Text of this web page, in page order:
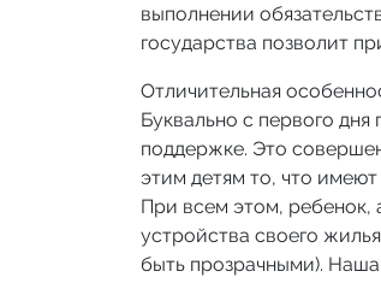
выполнении
государства позволит
Отличительная
Буквально с первого
поддержке. Это
этим детям то, что имеют
При всем этом, ребенок,
устройства своего
быть прозрачными).